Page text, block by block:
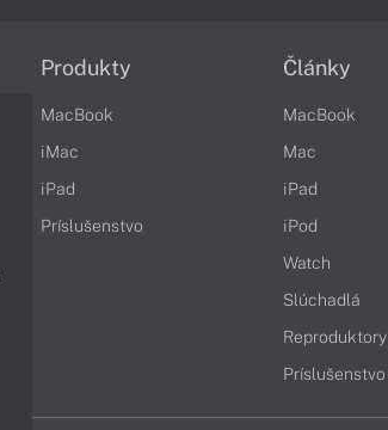
Produkty
MacBook
iMac
iPad
Príslušenstvo
Články
MacBook
Mac
iPad
iPod
Watch
Slúchadlá
Reproduktory
Príslušenstvo